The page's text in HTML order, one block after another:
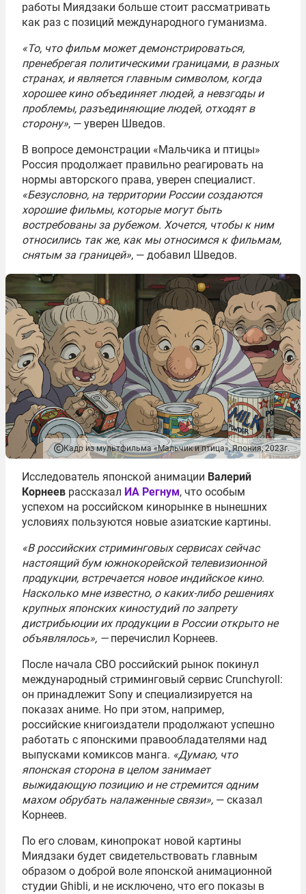
работы Миядзаки больше стоит рассматривать
как раз с позиций международного гуманизма.
«То, что фильм может демонстрироваться,
пренебрегая политическими границами, в разных
странах, и является главным символом, когда
хорошее кино объединяет людей, а невзгоды и
проблемы, разъединяющие людей, отходят в
сторону», — уверен Шведов.
В вопросе демонстрации «Мальчика и птицы»
Россия продолжает правильно реагировать на
нормы авторского права, уверен специалист.
«Безусловно, на территории России создаются
хорошие фильмы, которые могут быть
востребованы за рубежом. Хочется, чтобы к ним
относились так же, как мы относимся к фильмам,
снятым за границей», — добавил Шведов.
Кадр из мультфильма «Мальчик и птица», Япония, 2023г.
Исследователь японской анимации Валерий
Корнеев рассказал ИА Регнум, что особым
успехом на российском кинорынке в нынешних
условиях пользуются новые азиатские картины.
«В российских стриминговых сервисах сейчас
настоящий бум южнокорейской телевизионной
продукции, встречается новое индийское кино.
Насколько мне известно, о каких-либо решениях
крупных японских киностудий по запрету
дистрибьюции их продукции в России открыто не
объявлялось», — перечислил Корнеев.
После начала СВО российский рынок покинул
международный стриминговый сервис Crunchyroll:
он принадлежит Sony и специализируется на
показах аниме. Но при этом, например,
российские книгоиздатели продолжают успешно
работать с японскими правообладателями над
выпусками комиксов манга. «Думаю, что
японская сторона в целом занимает
выжидающую позицию и не стремится одним
махом обрубать налаженные связи», — сказал
Корнеев.
По его словам, кинопрокат новой картины
Миядзаки будет свидетельствовать главным
образом о доброй воле японской анимационной
студии Ghibli, и не исключено, что его показы в